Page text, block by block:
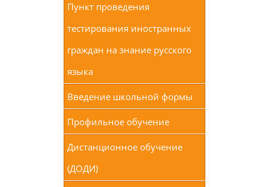
Пункт проведения
тестирования иностранных
граждан на знание русского
языка
Введение школьной формы
Профильное обучение
Дистанционное обучение
(ДОДИ)